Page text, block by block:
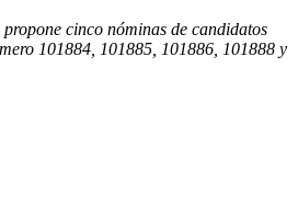
cinco nóminas de candidatos
101884, 101885, 101886, 101888 y